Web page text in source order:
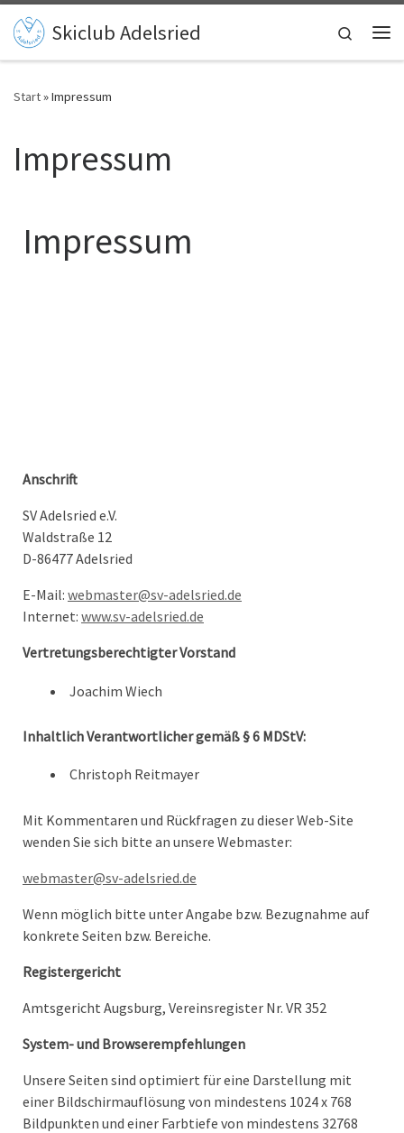
Zum Inhalt springen
Skiclub Adelsried
Search
Start»Impressum
Impressum
Impressum
Anschrift
SV Adelsried e.V.
Waldstraße 12
D-86477 Adelsried
E-Mail: webmaster@sv-adelsried.de
Internet: www.sv-adelsried.de
Vertretungsberechtigter Vorstand
Joachim Wiech
Inhaltlich Verantwortlicher gemäß § 6 MDStV:
Christoph Reitmayer
Mit Kommentaren und Rückfragen zu dieser Web-Site
wenden Sie sich bitte an unsere Webmaster:
webmaster@sv-adelsried.de
Wenn möglich bitte unter Angabe bzw. Bezugnahme auf
konkrete Seiten bzw. Bereiche.
Registergericht
Amtsgericht Augsburg, Vereinsregister Nr. VR 352
System- und Browserempfehlungen
Unsere Seiten sind optimiert für eine Darstellung mit
einer Bildschirmauflösung von mindestens 1024 x 768
Bildpunkten und einer Farbtiefe von mindestens 32768